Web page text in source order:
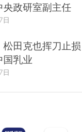
央政研室副主任
日
松田克也挥刀止损
国乳业
日